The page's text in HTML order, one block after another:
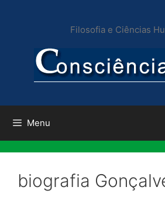
conteúdo
Filosofia e Ciências
Menu
biografia